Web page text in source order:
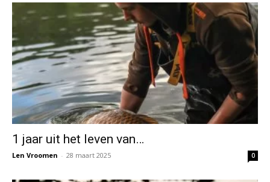
1 jaar uit het leven van…
Len Vroomen - 28 maart 2025 0